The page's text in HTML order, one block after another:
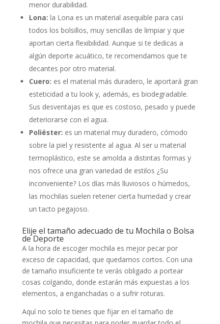
menor durabilidad.
Lona: la Lona es un material asequible para casi
todos los bolsillos, muy sencillas de limpiar y que
aportan cierta flexibilidad. Aunque si te dedicas a
algún deporte acuático, te recomendamos que te
decantes por otro material.
Cuero: es el material más duradero, le aportará gran
esteticidad a tu look y, además, es biodegradable.
Sus desventajas es que es costoso, pesado y puede
deteriorarse con el agua.
Poliéster: es un material muy duradero, cómodo
sobre la piel y resistente al agua. Al ser u material
termoplástico, este se amolda a distintas formas y
nos ofrece una gran variedad de estilos ¿Su
inconveniente? Los días más lluviosos o húmedos,
las mochilas suelen retener cierta humedad y crear
un tacto pegajoso.
Elije el tamaño adecuado de tu Mochila o Bolsa
de Deporte
A la hora de escoger mochila es mejor pecar por
exceso de capacidad, que quedarnos cortos. Con una
de tamaño insuficiente te verás obligado a portear
cosas colgando, donde estarán más expuestas a los
elementos, a enganchadas o a sufrir roturas.
Aquí no solo te tienes que fijar en el tamaño de